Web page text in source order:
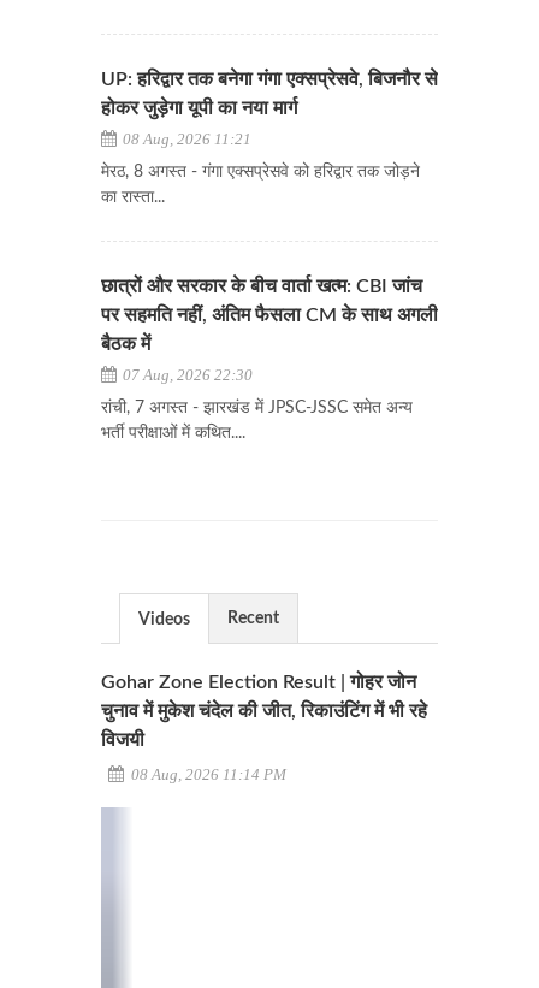
UP: हरिद्वार तक बनेगा गंगा एक्सप्रेसवे, बिजनौर से
होकर जुड़ेगा यूपी का नया मार्ग
08 Aug, 2026 11:21
मेरठ, 8 अगस्त - गंगा एक्सप्रेसवे को हरिद्वार तक जोड़ने
का रास्ता...
छात्रों और सरकार के बीच वार्ता खत्म: CBI जांच
पर सहमति नहीं, अंतिम फैसला CM के साथ अगली
बैठक में
07 Aug, 2026 22:30
रांची, 7 अगस्त - झारखंड में JPSC-JSSC समेत अन्य
भर्ती परीक्षाओं में कथित....
Videos Recent
Gohar Zone Election Result | गोहर जोन
चुनाव में मुकेश चंदेल की जीत, रिकाउंटिंग में भी रहे
विजयी
08 Aug, 2026 11:14 PM